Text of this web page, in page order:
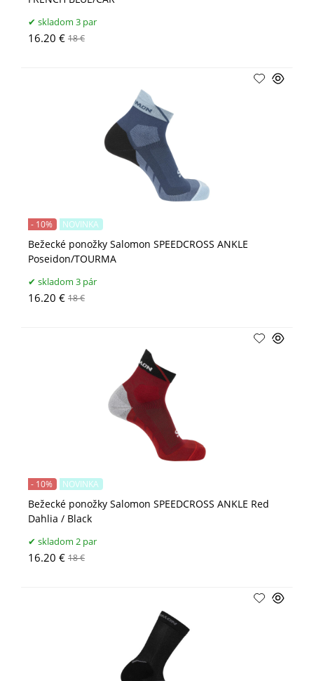
skladom 3 par
16.20 € 18 €
Bežecké ponožky Salomon SPEEDCROSS ANKLE
Poseidon/TOURMA
- 10% NOVINKA
skladom 3 pár
16.20 € 18 €
Bežecké ponožky Salomon SPEEDCROSS ANKLE Red
Dahlia / Black
- 10% NOVINKA
skladom 2 par
16.20 € 18 €